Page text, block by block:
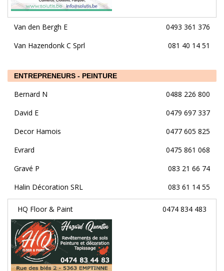
Van den Bergh E
0493 361 376
Van Hazendonk C Sprl
081 40 14 51
ENTREPRENEURS - PEINTURE
Bernard N
0488 226 800
David E
0479 697 337
Decor Hamois
0477 605 825
Evrard
0475 861 068
Gravé P
083 21 66 74
Halin Décoration SRL
083 61 14 55
HQ Floor & Paint 0474 834 483